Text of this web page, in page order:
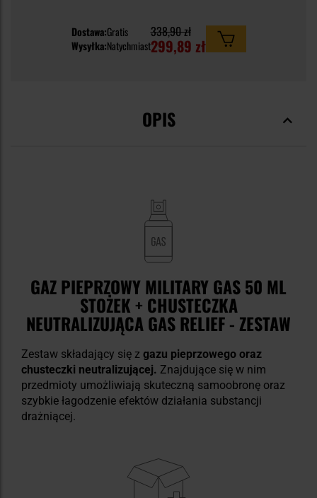
Dostawa:Gratis
Wysyłka:Natychmiast
338,90 zł
299,89 zł
OPIS
GAZ PIEPRZOWY MILITARY GAS 50 ML
STOŻEK + CHUSTECZKA
NEUTRALIZUJĄCA GAS RELIEF - ZESTAW
Zestaw składający się z gazu pieprzowego oraz
chusteczki neutralizującej. Znajdujące się w nim
przedmioty umożliwiają skuteczną samoobronę oraz
szybkie łagodzenie efektów działania substancji
drażniącej.